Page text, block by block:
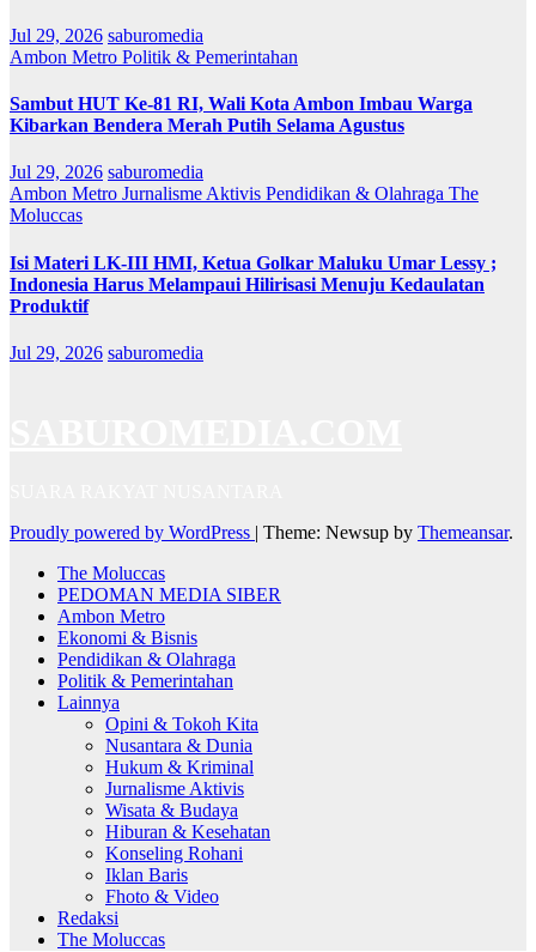
Jul 29, 2026 saburomedia
Ambon Metro Politik & Pemerintahan
Sambut HUT Ke-81 RI, Wali Kota Ambon Imbau Warga
Kibarkan Bendera Merah Putih Selama Agustus
Jul 29, 2026 saburomedia
Ambon Metro Jurnalisme Aktivis Pendidikan & Olahraga The
Moluccas
Isi Materi LK-III HMI, Ketua Golkar Maluku Umar Lessy ;
Indonesia Harus Melampaui Hilirisasi Menuju Kedaulatan
Produktif
Jul 29, 2026 saburomedia
Proudly powered by WordPress | Theme: Newsup by Themeansar.
The Moluccas
PEDOMAN MEDIA SIBER
Ambon Metro
Ekonomi & Bisnis
Pendidikan & Olahraga
Politik & Pemerintahan
Lainnya
Opini & Tokoh Kita
Nusantara & Dunia
Hukum & Kriminal
Jurnalisme Aktivis
Wisata & Budaya
Hiburan & Kesehatan
Konseling Rohani
Iklan Baris
Fhoto & Video
Redaksi
The Moluccas